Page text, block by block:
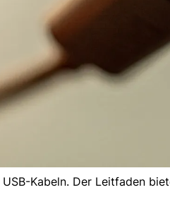
Kabeln. Der Leitfaden